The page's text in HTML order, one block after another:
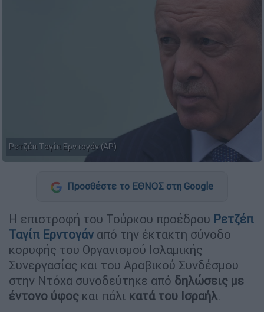
Ρετζέπ Ταγίπ Ερντογάν (AP)
Προσθέστε το ΕΘΝΟΣ στη Google
Η επιστροφή του Τούρκου προέδρου Ρετζέπ
Ταγίπ Ερντογάναπό την έκτακτη σύνοδο
κορυφής του Οργανισμού Ισλαμικής
Συνεργασίας και του Αραβικού Συνδέσμου
στην Ντόχα συνοδεύτηκε από δηλώσεις με
έντονο ύφος και πάλι κατά του Ισραήλ.